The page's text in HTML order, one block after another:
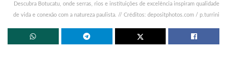
Descubra Botucatu, onde serras, rios e instituições de excelência inspiram qualidade
de vida e conexão com a natureza paulista. // Créditos: depositphotos.com / p.turrini